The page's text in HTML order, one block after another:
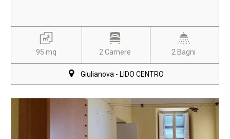
95 mq 2 Camere 2 Bagni
Giulianova - LIDO CENTRO